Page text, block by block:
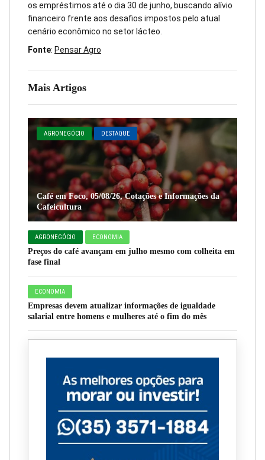
Mais Artigos
AGRONEGÓCIO DESTAQUE
Café em Foco, 05/08/26, Cotações e Informações da
Cafeicultura
AGRONEGÓCIO ECONOMIA
Preços do café avançam em julho mesmo com colheita em
fase final
ECONOMIA
Empresas devem atualizar informações de igualdade
salarial entre homens e mulheres até o fim do mês
os empréstimos até o dia 30 de junho, buscando alívio
financeiro frente aos desafios impostos pelo atual
cenário econômico no setor lácteo.
Fonte: Pensar Agro